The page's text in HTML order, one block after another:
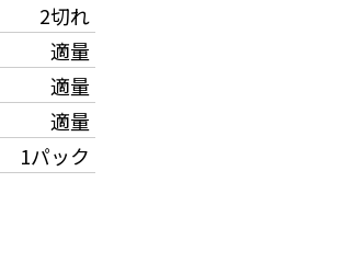
2切れ
適量
適量
適量
1パック